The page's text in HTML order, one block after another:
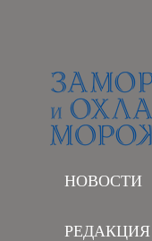
НОВОСТИ
РЕДАКЦИЯ